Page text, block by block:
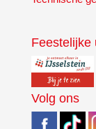
Feestelijke
Volg ons